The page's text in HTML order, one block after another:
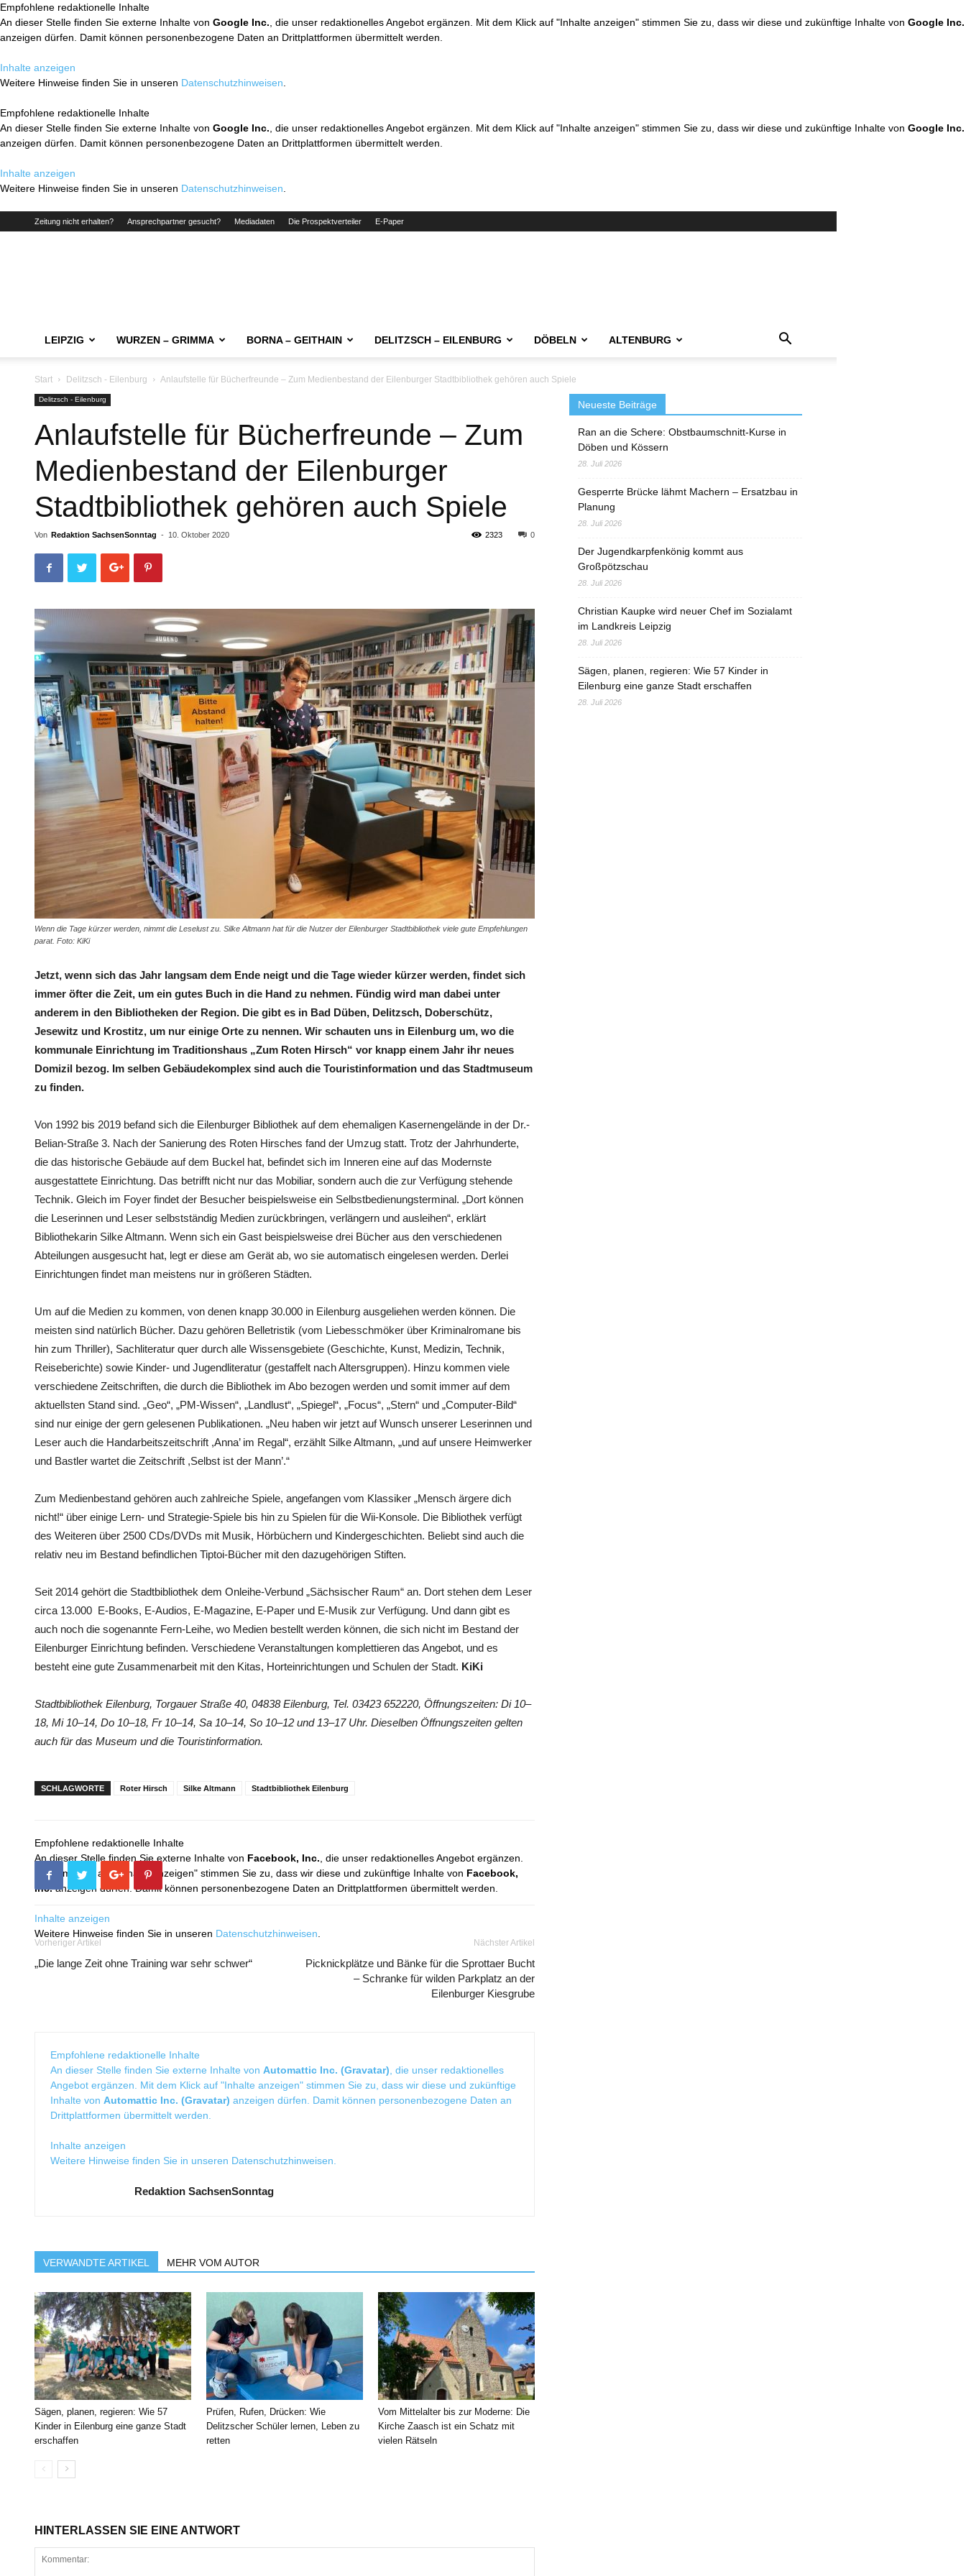
Empfohlene redaktionelle Inhalte
An dieser Stelle finden Sie externe Inhalte von Google Inc. , die unser redaktionelles Angebot ergänzen. Mit dem Klick auf "Inhalte anzeigen" stimmen Sie zu, dass wir diese und zukünftige Inhalte von Google Inc.
anzeigen dürfen. Damit können personenbezogene Daten an Drittplattformen übermittelt werden.
Inhalte anzeigen
Weitere Hinweise finden Sie in unseren Datenschutzhinweisen
Empfohlene redaktionelle Inhalte
An dieser Stelle finden Sie externe Inhalte von Google Inc. , die unser redaktionelles Angebot ergänzen. Mit dem Klick auf "Inhalte anzeigen" stimmen Sie zu, dass wir diese und zukünftige Inhalte von Google Inc.
anzeigen dürfen. Damit können personenbezogene Daten an Drittplattformen übermittelt werden.
Inhalte anzeigen
Weitere Hinweise finden Sie in unseren Datenschutzhinweisen
Zeitung nicht erhalten? Ansprechpartner gesucht? Mediadaten Die Prospektverteiler E-Paper
LEIPZIG WURZEN – GRIMMA BORNA – GEITHAIN DELITZSCH – EILENBURG DÖBELN ALTENBURG
Start Delitzsch - Eilenburg Anlaufstelle für Bücherfreunde – Zum Medienbestand der Eilenburger Stadtbibliothek gehören auch Spiele
Delitzsch - Eilenburg
Anlaufstelle für Bücherfreunde – Zum
Medienbestand der Eilenburger
Stadtbibliothek gehören auch Spiele
Von Redaktion SachsenSonntag - 10. Oktober 2020 0
2323
Wenn die Tage kürzer werden, nimmt die Leselust zu. Silke Altmann hat für die Nutzer der Eilenburger Stadtbibliothek viele gute Empfehlungen
parat. Foto: KiKi
Jetzt, wenn sich das Jahr langsam dem Ende neigt und die Tage wieder kürzer werden, findet sich
immer öfter die Zeit, um ein gutes Buch in die Hand zu nehmen. Fündig wird man dabei unter
anderem in den Bibliotheken der Region. Die gibt es in Bad Düben, Delitzsch, Doberschütz,
Jesewitz und Krostitz, um nur einige Orte zu nennen. Wir schauten uns in Eilenburg um, wo die
kommunale Einrichtung im Traditionshaus „Zum Roten Hirsch“ vor knapp einem Jahr ihr neues
Domizil bezog. Im selben Gebäudekomplex sind auch die Touristinformation und das Stadtmuseum
zu finden.
Von 1992 bis 2019 befand sich die Eilenburger Bibliothek auf dem ehemaligen Kasernengelände in der Dr.-
Belian-Straße 3. Nach der Sanierung des Roten Hirsches fand der Umzug statt. Trotz der Jahrhunderte,
die das historische Gebäude auf dem Buckel hat, befindet sich im Inneren eine auf das Modernste
ausgestattete Einrichtung. Das betrifft nicht nur das Mobiliar, sondern auch die zur Verfügung stehende
Technik. Gleich im Foyer findet der Besucher beispielsweise ein Selbstbedienungsterminal. „Dort können
die Leserinnen und Leser selbstständig Medien zurückbringen, verlängern und ausleihen“, erklärt
Bibliothekarin Silke Altmann. Wenn sich ein Gast beispielsweise drei Bücher aus den verschiedenen
Abteilungen ausgesucht hat, legt er diese am Gerät ab, wo sie automatisch eingelesen werden. Derlei
Einrichtungen findet man meistens nur in größeren Städten.
Um auf die Medien zu kommen, von denen knapp 30.000 in Eilenburg ausgeliehen werden können. Die
meisten sind natürlich Bücher. Dazu gehören Belletristik (vom Liebesschmöker über Kriminalromane bis
hin zum Thriller), Sachliteratur quer durch alle Wissensgebiete (Geschichte, Kunst, Medizin, Technik,
Reiseberichte) sowie Kinder- und Jugendliteratur (gestaffelt nach Altersgruppen). Hinzu kommen viele
verschiedene Zeitschriften, die durch die Bibliothek im Abo bezogen werden und somit immer auf dem
aktuellsten Stand sind. „Geo“, „PM-Wissen“, „Landlust“, „Spiegel“, „Focus“, „Stern“ und „Computer-Bild“
sind nur einige der gern gelesenen Publikationen. „Neu haben wir jetzt auf Wunsch unserer Leserinnen und
Leser auch die Handarbeitszeitschrift ,Anna’ im Regal“, erzählt Silke Altmann, „und auf unsere Heimwerker
und Bastler wartet die Zeitschrift ,Selbst ist der Mann’.“
Zum Medienbestand gehören auch zahlreiche Spiele, angefangen vom Klassiker „Mensch ärgere dich
nicht!“ über einige Lern- und Strategie-Spiele bis hin zu Spielen für die Wii-Konsole. Die Bibliothek verfügt
des Weiteren über 2500 CDs/DVDs mit Musik, Hörbüchern und Kindergeschichten. Beliebt sind auch die
relativ neu im Bestand befindlichen Tiptoi-Bücher mit den dazugehörigen Stiften.
Seit 2014 gehört die Stadtbibliothek dem Onleihe-Verbund „Sächsischer Raum“ an. Dort stehen dem Leser
circa 13.000 E-Books, E-Audios, E-Magazine, E-Paper und E-Musik zur Verfügung. Und dann gibt es
auch noch die sogenannte Fern-Leihe, wo Medien bestellt werden können, die sich nicht im Bestand der
Eilenburger Einrichtung befinden. Verschiedene Veranstaltungen komplettieren das Angebot, und es
besteht eine gute Zusammenarbeit mit den Kitas, Horteinrichtungen und Schulen der Stadt. KiKi
Stadtbibliothek Eilenburg, Torgauer Straße 40, 04838 Eilenburg, Tel. 03423 652220, Öffnungszeiten: Di 10–
18, Mi 10–14, Do 10–18, Fr 10–14, Sa 10–14, So 10–12 und 13–17 Uhr. Dieselben Öffnungszeiten gelten
auch für das Museum und die Touristinformation.
SCHLAGWORTE Roter Hirsch Silke Altmann Stadtbibliothek Eilenburg
Empfohlene redaktionelle Inhalte
An dieser Stelle finden Sie externe Inhalte von Facebook, Inc. , die unser redaktionelles Angebot ergänzen.
Mit dem Klick auf "Inhalte anzeigen" stimmen Sie zu, dass wir diese und zukünftige Inhalte von Facebook,
Inc.anzeigen dürfen. Damit können personenbezogene Daten an Drittplattformen übermittelt werden.
Inhalte anzeigen
Weitere Hinweise finden Sie in unseren Datenschutzhinweisen
Vorheriger Artikel
„Die lange Zeit ohne Training war sehr schwer“
Nächster Artikel
Picknickplätze und Bänke für die Sprottaer Bucht
– Schranke für wilden Parkplatz an der
Eilenburger Kiesgrube
Empfohlene redaktionelle Inhalte
An dieser Stelle finden Sie externe Inhalte von Automattic Inc. (Gravatar) , die unser redaktionelles
Angebot ergänzen. Mit dem Klick auf "Inhalte anzeigen" stimmen Sie zu, dass wir diese und zukünftige
Inhalte von Automattic Inc. (Gravatar) anzeigen dürfen. Damit können personenbezogene Daten an
Drittplattformen übermittelt werden.
Inhalte anzeigen
Weitere Hinweise finden Sie in unseren Datenschutzhinweisen
Redaktion SachsenSonntag
VERWANDTE ARTIKEL MEHR VOM AUTOR
Sägen, planen, regieren: Wie 57
Kinder in Eilenburg eine ganze Stadt
erschaffen
Prüfen, Rufen, Drücken: Wie
Delitzscher Schüler lernen, Leben zu
retten
Vom Mittelalter bis zur Moderne: Die
Kirche Zaasch ist ein Schatz mit
vielen Rätseln
HINTERLASSEN SIE EINE ANTWORT
Neueste Beiträge
Ran an die Schere: Obstbaumschnitt-Kurse in
Döben und Kössern
28. Juli 2026
Gesperrte Brücke lähmt Machern – Ersatzbau in
Planung
28. Juli 2026
Der Jugendkarpfenkönig kommt aus
Großpötzschau
28. Juli 2026
Christian Kaupke wird neuer Chef im Sozialamt
im Landkreis Leipzig
28. Juli 2026
Sägen, planen, regieren: Wie 57 Kinder in
Eilenburg eine ganze Stadt erschaffen
28. Juli 2026